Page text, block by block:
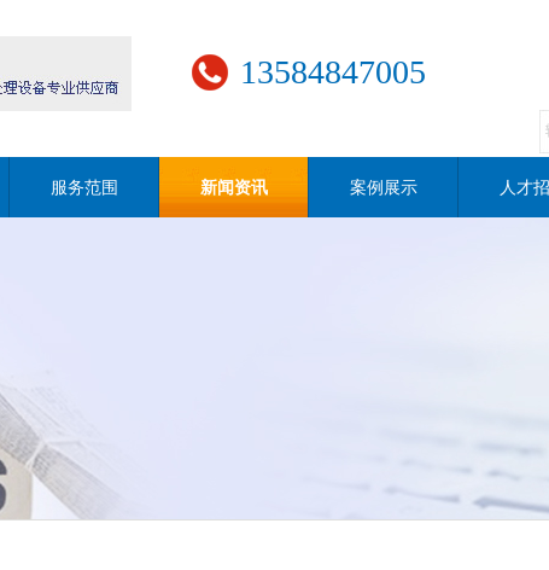
13584847005
服务范围 新闻资讯 案例展示 人才